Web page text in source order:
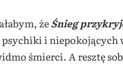
żeŚnieg
i niepokojących
śmierci. A resztę